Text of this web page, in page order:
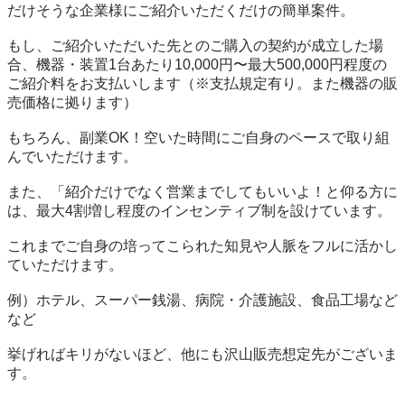
だけそうな企業様にご紹介いただくだけの簡単案件。
もし、ご紹介いただいた先とのご購入の契約が成立した場
合、機器・装置1台あたり10,000円〜最大500,000円程度の
ご紹介料をお支払いします（※支払規定有り。また機器の販
売価格に拠ります）
もちろん、副業OK！空いた時間にご自身のペースで取り組
んでいただけます。
また、「紹介だけでなく営業までしてもいいよ！と仰る方に
は、最大4割増し程度のインセンティブ制を設けています。
これまでご自身の培ってこられた知見や人脈をフルに活かし
ていただけます。
例）ホテル、スーパー銭湯、病院・介護施設、食品工場など
など
挙げればキリがないほど、他にも沢山販売想定先がございま
す。